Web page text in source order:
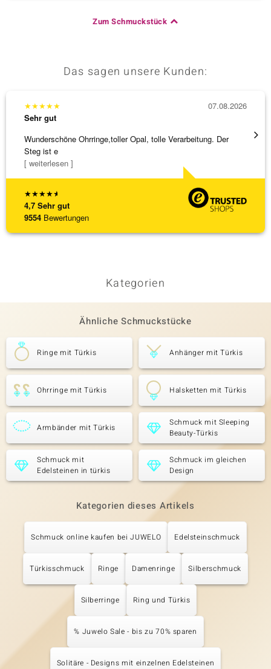
Zum Schmuckstück
Das sagen unsere Kunden:
★★★★★
4,7 Sehr gut
9554 Bewertungen
★★★★★
Sehr gut
Wunderschöne Ohrringe,toller Opal, tolle Verarbeitung. Der
Steg ist e
[ weiterlesen ]
07.08.2026
Eine
Kategorien
Ähnliche Schmuckstücke
Ringe mit Türkis Anhänger mit Türkis
Ohrringe mit Türkis Halsketten mit Türkis
Armbänder mit Türkis
Schmuck mit Sleeping
Beauty-Türkis
Schmuck mit
Edelsteinen in türkis
Schmuck im gleichen
Design
Kategorien dieses Artikels
Schmuck online kaufen bei JUWELO Edelsteinschmuck
Türkisschmuck Ringe Damenringe Silberschmuck
Silberringe Ring und Türkis
% Juwelo Sale - bis zu 70% sparen
Solitäre - Designs mit einzelnen Edelsteinen